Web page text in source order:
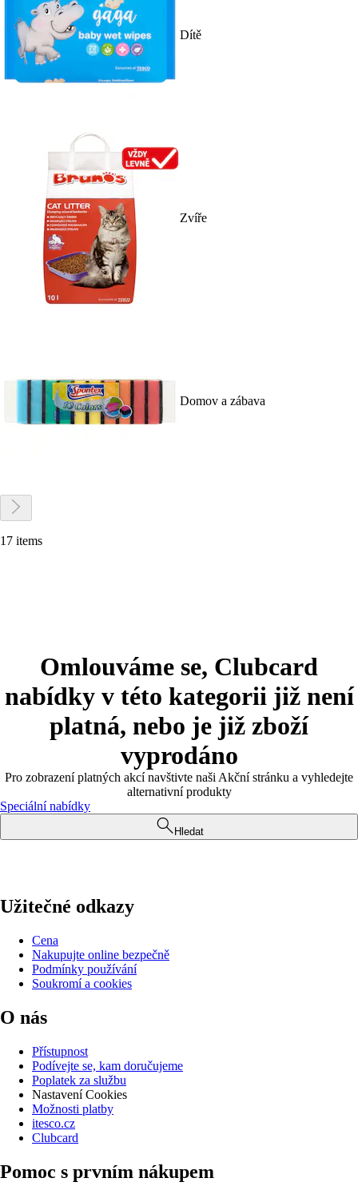
Dítě
Zvíře
Domov a zábava
17 items
Omlouváme se, Clubcard
nabídky v této kategorii již není
platná, nebo je již zboží
vyprodáno
Pro zobrazení platných akcí navštivte naši Akční stránku a vyhledejte
alternativní produkty
Speciální nabídky
Hledat
Užitečné odkazy
Cena
Nakupujte online bezpečně
Podmínky používání
Soukromí a cookies
O nás
Přístupnost
Podívejte se, kam doručujeme
Poplatek za službu
Nastavení Cookies
Možnosti platby
itesco.cz
Clubcard
Pomoc s prvním nákupem